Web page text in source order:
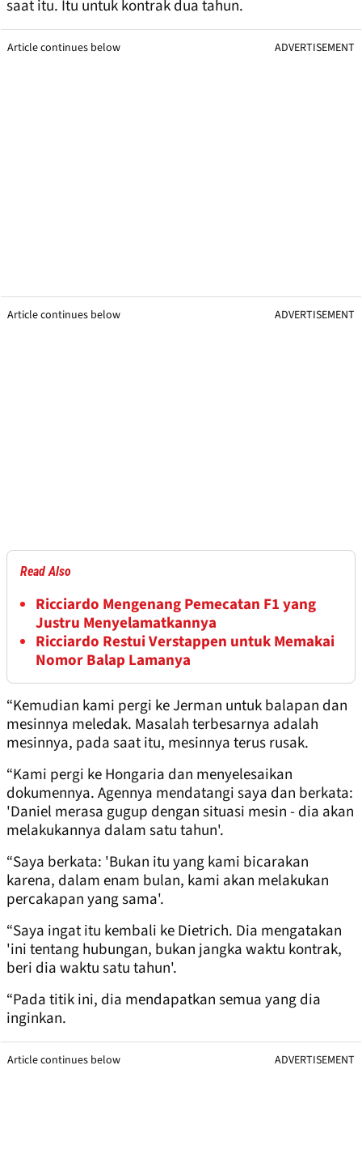
saat itu. Itu untuk kontrak dua tahun.
Article continues below ADVERTISEMENT
Article continues below ADVERTISEMENT
Read Also
Ricciardo Mengenang Pemecatan F1 yang
Justru Menyelamatkannya
Ricciardo Restui Verstappen untuk Memakai
Nomor Balap Lamanya
“Kemudian kami pergi ke Jerman untuk balapan dan
mesinnya meledak. Masalah terbesarnya adalah
mesinnya, pada saat itu, mesinnya terus rusak.
“Kami pergi ke Hongaria dan menyelesaikan
dokumennya. Agennya mendatangi saya dan berkata:
'Daniel merasa gugup dengan situasi mesin - dia akan
melakukannya dalam satu tahun'.
“Saya berkata: 'Bukan itu yang kami bicarakan
karena, dalam enam bulan, kami akan melakukan
percakapan yang sama'.
“Saya ingat itu kembali ke Dietrich. Dia mengatakan
'ini tentang hubungan, bukan jangka waktu kontrak,
beri dia waktu satu tahun'.
“Pada titik ini, dia mendapatkan semua yang dia
inginkan.
Article continues below ADVERTISEMENT